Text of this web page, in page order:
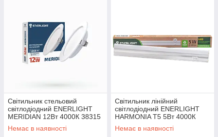
Cвітильник стельовий
світлодіодний ENERLIGHT
MERIDIAN 12Вт 4000К 38315
Немає в наявності
Cвітильник лінійний
світлодіодний ENERLIGHT
HARMONIA T5 5Вт 4000К
Немає в наявності